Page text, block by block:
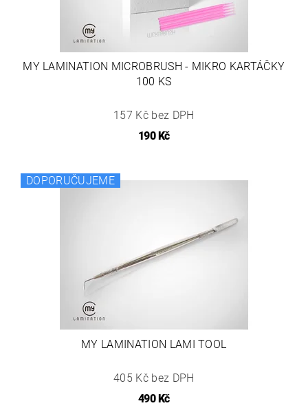
MY LAMINATION MICROBRUSH - MIKRO KARTÁČKY
100 KS
157 Kč bez DPH
190 Kč
DOPORUČUJEME
MY LAMINATION LAMI TOOL
405 Kč bez DPH
490 Kč